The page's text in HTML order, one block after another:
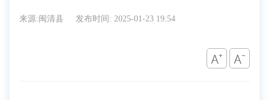
来源:闽清县 发布时间: 2025-01-23 19:54